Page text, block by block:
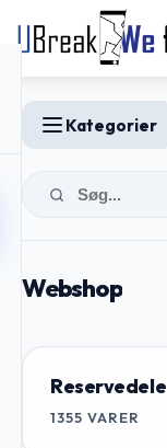
Kategorier
Webshop
Reservedele
1355 VARER